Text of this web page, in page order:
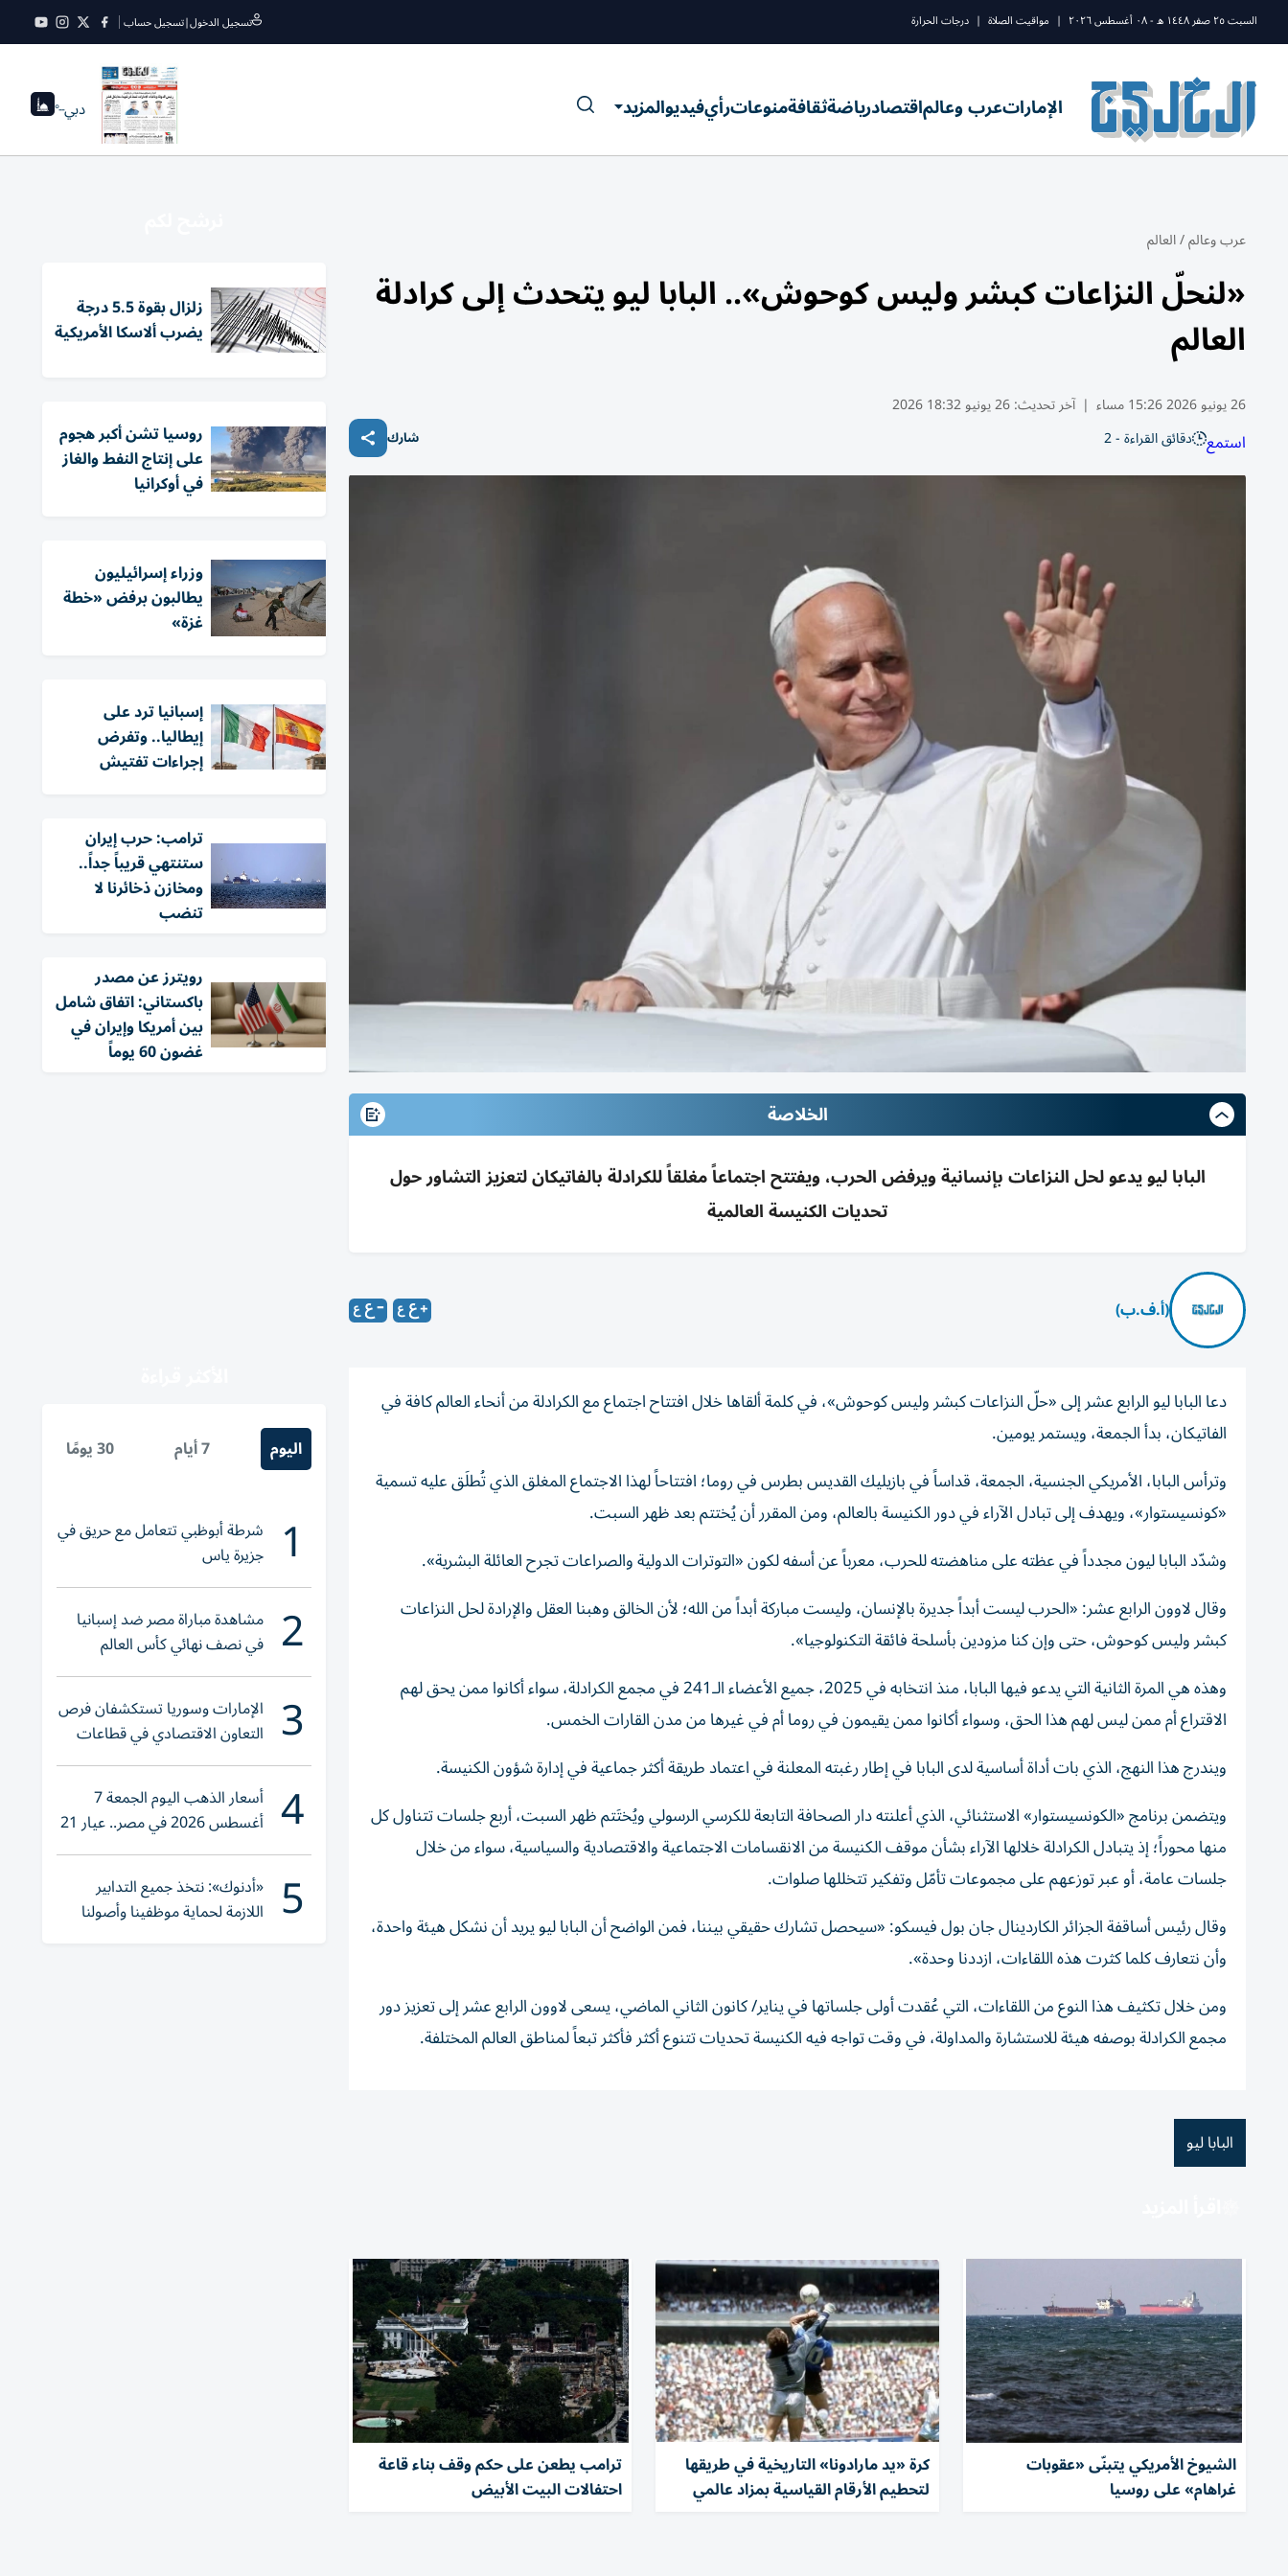
السبت ٢٥ صفر ١٤٤٨ ه - ٠٨ أغسطس ٢٠٢٦ | مواقيت الصلاة | درجات الحرارة تسجيل الدخول|تسجيل حساب
الإماراتعرب وعالماقتصادرياضةثقافةمنوعاترأيفيديوالمزيد دبي--°
عرب وعالم/العالم
«لنحلّ النزاعات كبشر وليس كوحوش».. البابا ليو يتحدث إلى كرادلة
العالم
26 يونيو 2026 15:26 مساء | آخر تحديث:26 يونيو 18:32 2026
استمع دقائق القراءة - 2 شارك
الخلاصة
البابا ليو يدعو لحل النزاعات بإنسانية ويرفض الحرب، ويفتتح اجتماعاً مغلقاً للكرادلة بالفاتيكان لتعزيز التشاور حول
تحديات الكنيسة العالمية
(أ.ف.ب)
دعا البابا ليو الرابع عشر إلى «حلّ النزاعات كبشر وليس كوحوش»، في كلمة ألقاها خلال افتتاح اجتماع مع الكرادلة من أنحاء العالم كافة في
الفاتيكان، بدأ الجمعة، ويستمر يومين.
وترأس البابا، الأمريكي الجنسية، الجمعة، قداساً في بازيليك القديس بطرس في روما؛ افتتاحاً لهذا الاجتماع المغلق الذي تُطلَق عليه تسمية
«كونسيستوار»، ويهدف إلى تبادل الآراء في دور الكنيسة بالعالم، ومن المقرر أن يُختتم بعد ظهر السبت.
وشدّد البابا ليون مجدداً في عظته على مناهضته للحرب، معرباً عن أسفه لكون «التوترات الدولية والصراعات تجرح العائلة البشرية».
وقال لاوون الرابع عشر: «الحرب ليست أبداً جديرة بالإنسان، وليست مباركة أبداً من الله؛ لأن الخالق وهبنا العقل والإرادة لحل النزاعات
كبشر وليس كوحوش، حتى وإن كنا مزودين بأسلحة فائقة التكنولوجيا».
وهذه هي المرة الثانية التي يدعو فيها البابا، منذ انتخابه في 2025، جميع الأعضاء الـ241 في مجمع الكرادلة، سواء أكانوا ممن يحق لهم
الاقتراع أم ممن ليس لهم هذا الحق، وسواء أكانوا ممن يقيمون في روما أم في غيرها من مدن القارات الخمس.
ويندرج هذا النهج، الذي بات أداة أساسية لدى البابا في إطار رغبته المعلنة في اعتماد طريقة أكثر جماعية في إدارة شؤون الكنيسة.
ويتضمن برنامج «الكونسيستوار» الاستثنائي، الذي أعلنته دار الصحافة التابعة للكرسي الرسولي ويُختَتم ظهر السبت، أربع جلسات تتناول كل
منها محوراً؛ إذ يتبادل الكرادلة خلالها الآراء بشأن موقف الكنيسة من الانقسامات الاجتماعية والاقتصادية والسياسية، سواء من خلال
جلسات عامة، أو عبر توزعهم على مجموعات تأمّل وتفكير تتخللها صلوات.
وقال رئيس أساقفة الجزائر الكاردينال جان بول فيسكو: «سيحصل تشارك حقيقي بيننا، فمن الواضح أن البابا ليو يريد أن نشكل هيئة واحدة،
وأن نتعارف كلما كثرت هذه اللقاءات، ازددنا وحدة».
ومن خلال تكثيف هذا النوع من اللقاءات، التي عُقدت أولى جلساتها في يناير/ كانون الثاني الماضي، يسعى لاوون الرابع عشر إلى تعزيز دور
مجمع الكرادلة بوصفه هيئة للاستشارة والمداولة، في وقت تواجه فيه الكنيسة تحديات تتنوع أكثر فأكثر تبعاً لمناطق العالم المختلفة.
البابا ليو
الشيوخ الأمريكي يتبنّى «عقوبات
غراهام» على روسيا
كرة «يد مارادونا» التاريخية في طريقها
لتحطيم الأرقام القياسية بمزاد عالمي
ترامب يطعن على حكم وقف بناء قاعة
احتفالات البيت الأبيض
زلزال بقوة 5.5 درجة
يضرب ألاسكا الأمريكية
روسيا تشن أكبر هجوم
على إنتاج النفط والغاز
في أوكرانيا
وزراء إسرائيليون
يطالبون برفض «خطة
غزة»
إسبانيا ترد على
إيطاليا.. وتفرض
إجراءات تفتيش
ترامب: حرب إيران
ستنتهي قريباً جداً..
ومخازن ذخائرنا لا
تنضب
‏رويترز عن مصدر
باكستاني: اتفاق شامل
بين أمريكا وإيران في
غضون 60 يوماً
اليوم 7 أيام 30 يومًا
1 شرطة أبوظبي تتعامل مع حريق في
جزيرة ياس
2 مشاهدة مباراة مصر ضد إسبانيا
في نصف نهائي كأس العالم
لناشئات اليد 2026
3 الإمارات وسوريا تستكشفان فرص
التعاون الاقتصادي في قطاعات
حيوية
4 أسعار الذهب اليوم الجمعة 7
أغسطس 2026 في مصر.. عيار 21
يقترب من هذا الرقم
5 «أدنوك»: نتخذ جميع التدابير
اللازمة لحماية موظفينا وأصولنا